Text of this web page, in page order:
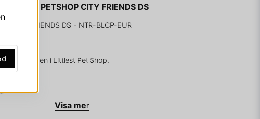
PETSHOP CITY FRIENDS DS
CITY FRIENDS DS - NTR-BLCP-EUR
de söta djuren i Littlest Pet Shop.
Visa mer